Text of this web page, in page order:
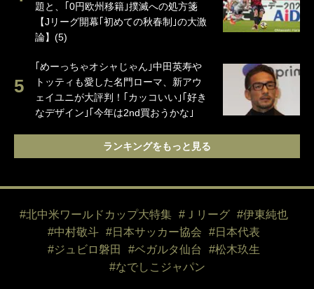
題と、｢0円欧州移籍｣撲滅への処方箋
【Jリーグ開幕｢初めての秋春制｣の大激
論】(5)
｢めーっちゃオシャじゃん｣中田英寿や
トッティも愛した名門ローマ、新アウ
ェイユニが大評判！｢カッコいい｣｢好き
なデザイン｣｢今年は2nd買おうかな｣
ランキングをもっと見る
#北中米ワールドカップ大特集 #Ｊリーグ
#伊東純也
#中村敬斗
#日本サッカー協会
#日本代表
#ジュビロ磐田
#ベガルタ仙台
#松木玖生
#なでしこジャパン